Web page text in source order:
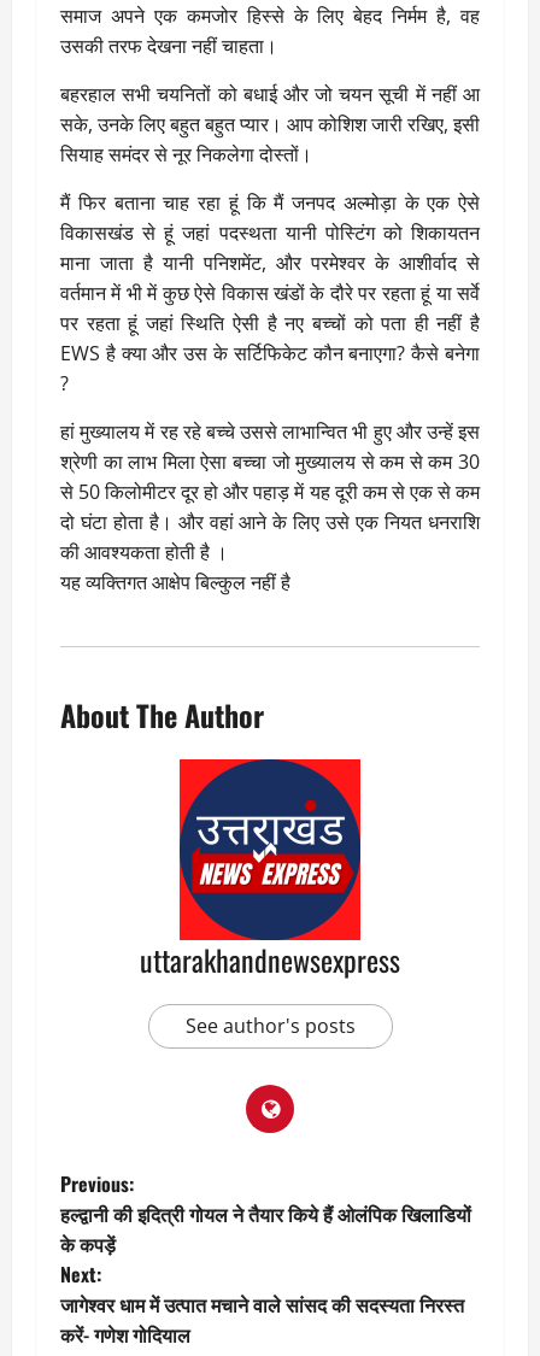
समाज अपने एक कमजोर हिस्से के लिए बेहद निर्मम है, वह
उसकी तरफ देखना नहीं चाहता।
बहरहाल सभी चयनितों को बधाई और जो चयन सूची में नहीं आ
सके, उनके लिए बहुत बहुत प्यार। आप कोशिश जारी रखिए, इसी
सियाह समंदर से नूर निकलेगा दोस्तों।
मैं फिर बताना चाह रहा हूं कि मैं जनपद अल्मोड़ा के एक ऐसे
विकासखंड से हूं जहां पदस्थता यानी पोस्टिंग को शिकायतन
माना जाता है यानी पनिशमेंट, और परमेश्वर के आशीर्वाद से
वर्तमान में भी में कुछ ऐसे विकास खंडों के दौरे पर रहता हूं या सर्वे
पर रहता हूं जहां स्थिति ऐसी है नए बच्चों को पता ही नहीं है
EWS है क्या और उस के सर्टिफिकेट कौन बनाएगा? कैसे बनेगा
?
हां मुख्यालय में रह रहे बच्चे उससे लाभान्वित भी हुए और उन्हें इस
श्रेणी का लाभ मिला ऐसा बच्चा जो मुख्यालय से कम से कम 30
से 50 किलोमीटर दूर हो और पहाड़ में यह दूरी कम से एक से कम
दो घंटा होता है। और वहां आने के लिए उसे एक नियत धनराशि
की आवश्यकता होती है ।
यह व्यक्तिगत आक्षेप बिल्कुल नहीं है
About The Author
uttarakhandnewsexpress
See author's posts
P
o
s
t
Previous:
हल्द्वानी की इदित्री गोयल ने तैयार किये हैं ओलंपिक खिलाडियों
के कपड़ें
Next:
जागेश्वर धाम में उत्पात मचाने वाले सांसद की सदस्यता निरस्त
करें- गणेश गोदियाल